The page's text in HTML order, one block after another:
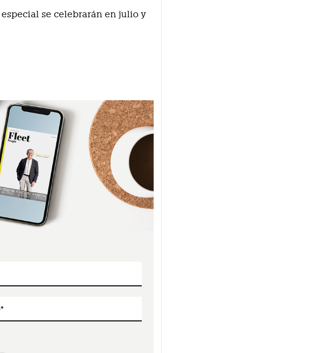
se celebrarán en julio y